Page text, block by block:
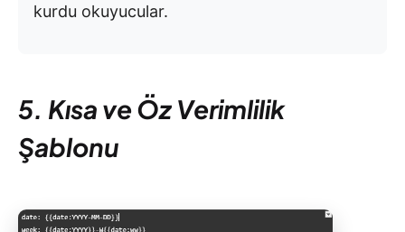
kurdu okuyucular.
5. Kısa ve Öz Verimlilik
Şablonu